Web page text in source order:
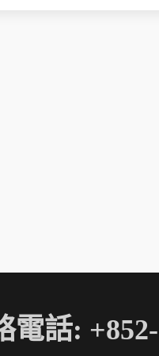
電話: +852-